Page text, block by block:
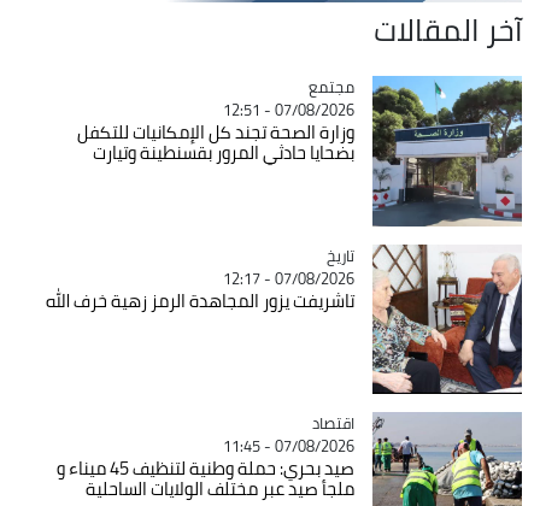
آخر المقالات
Catégorie
مجتمع
07/08/2026 - 12:51
وزارة الصحة تجند كل الإمكانيات للتكفل
بضحايا حادثي المرور بقسنطينة وتيارت
Catégorie
تاريخ
07/08/2026 - 12:17
تاشريفت يزور المجاهدة الرمز زهية خرف الله
Catégorie
اقتصاد
07/08/2026 - 11:45
صيد بحري: حملة وطنية لتنظيف 45 ميناء و
ملجأ صيد عبر مختلف الولايات الساحلية